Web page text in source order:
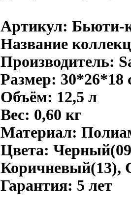
Артикул: Бьюти-
Название
Производитель:
Размер: 30*26*18
Объём: 12,5 л
Вес: 0,60 кг
Материал:
Цвета:
Коричневый(13),
Гарантия: 5 лет